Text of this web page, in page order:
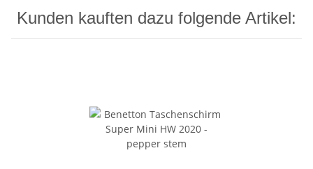
Kunden kauften dazu folgende Artikel: